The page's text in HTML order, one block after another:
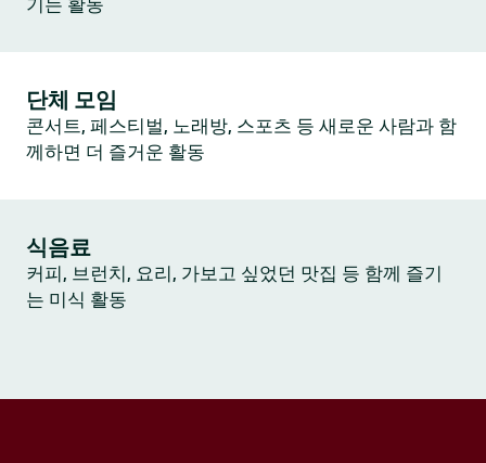
기는 활동
단체 모임
콘서트, 페스티벌, 노래방, 스포츠 등 새로운 사람과 함
께하면 더 즐거운 활동
식음료
커피, 브런치, 요리, 가보고 싶었던 맛집 등 함께 즐기
는 미식 활동